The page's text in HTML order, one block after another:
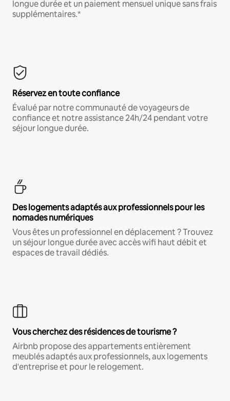
longue durée et un paiement mensuel unique sans frais
supplémentaires.*
Réservez en toute confiance
Évalué par notre communauté de voyageurs de
confiance et notre assistance 24h/24 pendant votre
séjour longue durée.
Des logements adaptés aux professionnels pour les
nomades numériques
Vous êtes un professionnel en déplacement ? Trouvez
un séjour longue durée avec accès wifi haut débit et
espaces de travail dédiés.
Vous cherchez des résidences de tourisme ?
Airbnb propose des appartements entièrement
meublés adaptés aux professionnels, aux logements
d'entreprise et pour le relogement.